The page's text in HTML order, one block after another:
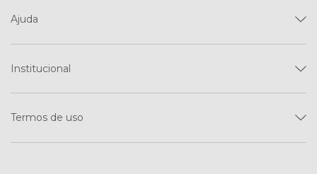
Ajuda
Institucional
Termos de uso